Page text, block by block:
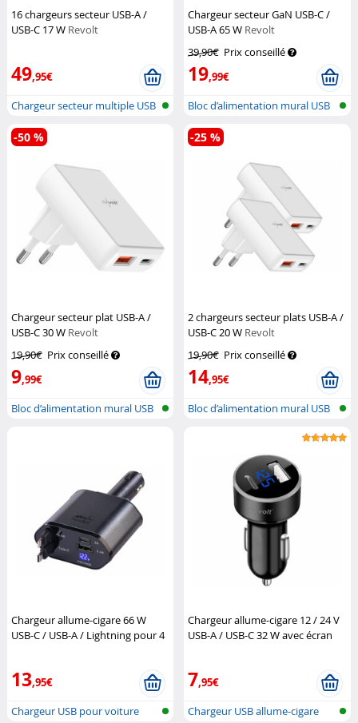
16 chargeurs secteur USB-A /
USB-C 17 W Revolt
49,95€
Chargeur secteur multiple USB
A & C
Chargeur secteur GaN USB-C /
USB-A 65 W Revolt
39,90€ Prix conseillé
19,99€
Bloc d’alimentation mural USB
plat...
Chargeur secteur plat USB-A /
USB-C 30 W Revolt
19,90€ Prix conseillé
9,99€
-50 %
Bloc d’alimentation mural USB
2 chargeurs secteur plats USB-A /
USB-C 20 W Revolt
19,90€ Prix conseillé
14,95€
-25 %
Bloc d’alimentation mural USB
Chargeur allume-cigare 66 W
USB-C / USB-A / Lightning pour 4
13,95€
Chargeur USB pour voiture
Chargeur allume-cigare 12 / 24 V
USB-A / USB-C 32 W avec écran
7,95€
Chargeur USB allume-cigare